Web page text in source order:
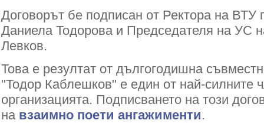
Договорът бе подписан от Ректора на
Даниела Тодорова и Председателя на УС
Левков.
Това е резултат от дългогодишна
"Тодор Каблешков" е един от най-силните
организацията. Подписването на този
на взаимно поети ангажименти.